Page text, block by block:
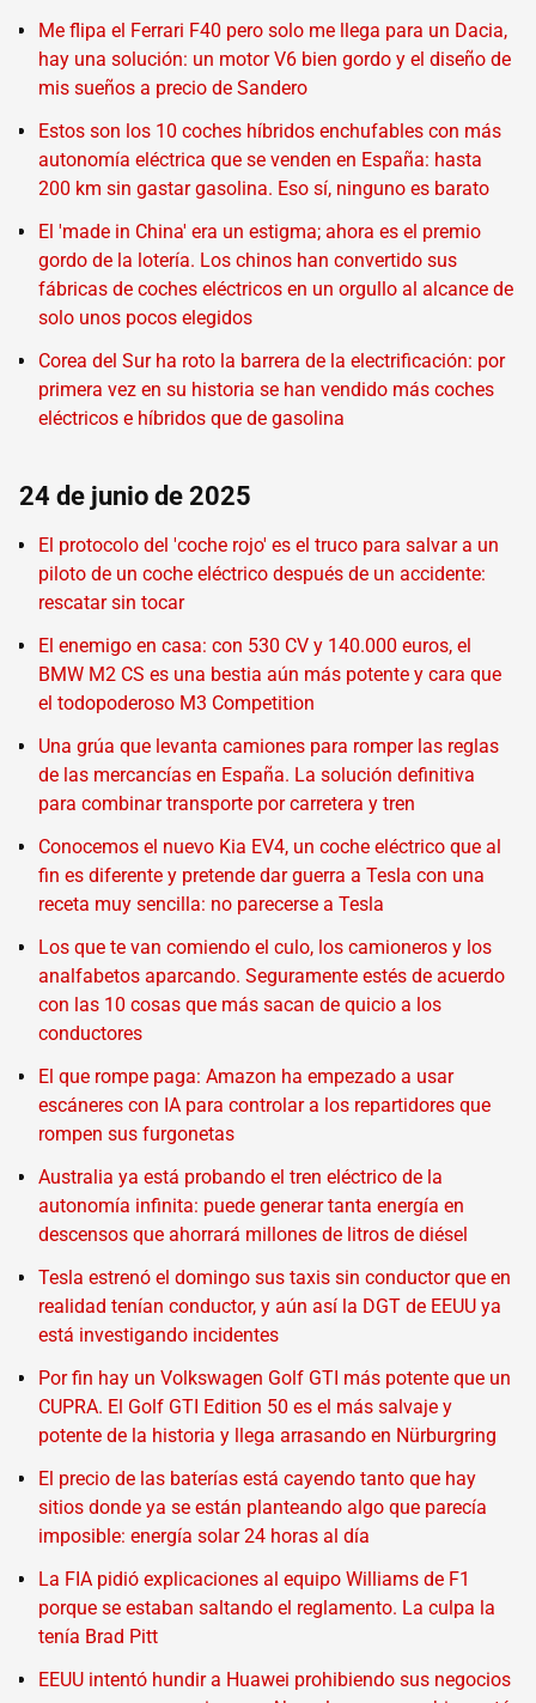
Me flipa el Ferrari F40 pero solo me llega para un Dacia,
hay una solución: un motor V6 bien gordo y el diseño de
mis sueños a precio de Sandero
Estos son los 10 coches híbridos enchufables con más
autonomía eléctrica que se venden en España: hasta
200 km sin gastar gasolina. Eso sí, ninguno es barato
El 'made in China' era un estigma; ahora es el premio
gordo de la lotería. Los chinos han convertido sus
fábricas de coches eléctricos en un orgullo al alcance de
solo unos pocos elegidos
Corea del Sur ha roto la barrera de la electrificación: por
primera vez en su historia se han vendido más coches
eléctricos e híbridos que de gasolina
24 de junio de 2025
El protocolo del 'coche rojo' es el truco para salvar a un
piloto de un coche eléctrico después de un accidente:
rescatar sin tocar
El enemigo en casa: con 530 CV y 140.000 euros, el
BMW M2 CS es una bestia aún más potente y cara que
el todopoderoso M3 Competition
Una grúa que levanta camiones para romper las reglas
de las mercancías en España. La solución definitiva
para combinar transporte por carretera y tren
Conocemos el nuevo Kia EV4, un coche eléctrico que al
fin es diferente y pretende dar guerra a Tesla con una
receta muy sencilla: no parecerse a Tesla
Los que te van comiendo el culo, los camioneros y los
analfabetos aparcando. Seguramente estés de acuerdo
con las 10 cosas que más sacan de quicio a los
conductores
El que rompe paga: Amazon ha empezado a usar
escáneres con IA para controlar a los repartidores que
rompen sus furgonetas
Australia ya está probando el tren eléctrico de la
autonomía infinita: puede generar tanta energía en
descensos que ahorrará millones de litros de diésel
Tesla estrenó el domingo sus taxis sin conductor que en
realidad tenían conductor, y aún así la DGT de EEUU ya
está investigando incidentes
Por fin hay un Volkswagen Golf GTI más potente que un
CUPRA. El Golf GTI Edition 50 es el más salvaje y
potente de la historia y llega arrasando en Nürburgring
El precio de las baterías está cayendo tanto que hay
sitios donde ya se están planteando algo que parecía
imposible: energía solar 24 horas al día
La FIA pidió explicaciones al equipo Williams de F1
porque se estaban saltando el reglamento. La culpa la
tenía Brad Pitt
EEUU intentó hundir a Huawei prohibiendo sus negocios